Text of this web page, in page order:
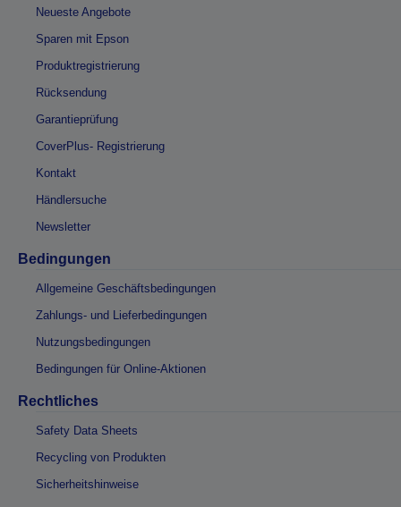
Neueste Angebote
Sparen mit Epson
Produktregistrierung
Rücksendung
Garantieprüfung
CoverPlus- Registrierung
Kontakt
Händlersuche
Newsletter
Bedingungen
Allgemeine Geschäftsbedingungen
Zahlungs- und Lieferbedingungen
Nutzungsbedingungen
Bedingungen für Online-Aktionen
Rechtliches
Safety Data Sheets
Recycling von Produkten
Sicherheitshinweise